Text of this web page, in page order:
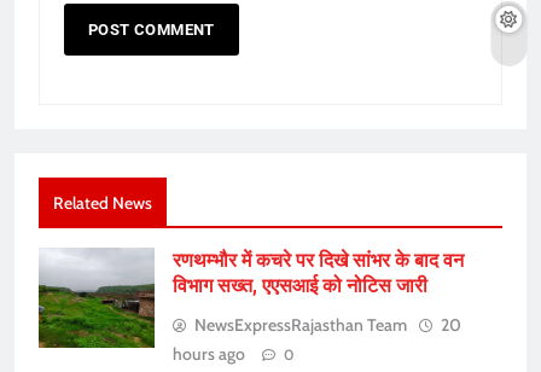
Related News
रणथम्भौर में कचरे पर दिखे सांभर के बाद वन
विभाग सख्त, एएसआई को नोटिस जारी
NewsExpressRajasthan Team
20
hours ago
0